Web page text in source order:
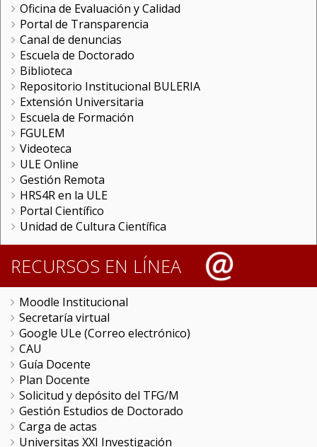
Oficina de Evaluación y Calidad
Portal de Transparencia
Canal de denuncias
Escuela de Doctorado
Biblioteca
Repositorio Institucional BULERIA
Extensión Universitaria
Escuela de Formación
FGULEM
Videoteca
ULE Online
Gestión Remota
HRS4R en la ULE
Portal Científico
Unidad de Cultura Científica
RECURSOS EN LÍNEA
Moodle Institucional
Secretaría virtual
Google ULe (Correo electrónico)
CAU
Guía Docente
Plan Docente
Solicitud y depósito del TFG/M
Gestión Estudios de Doctorado
Carga de actas
Universitas XXI Investigación